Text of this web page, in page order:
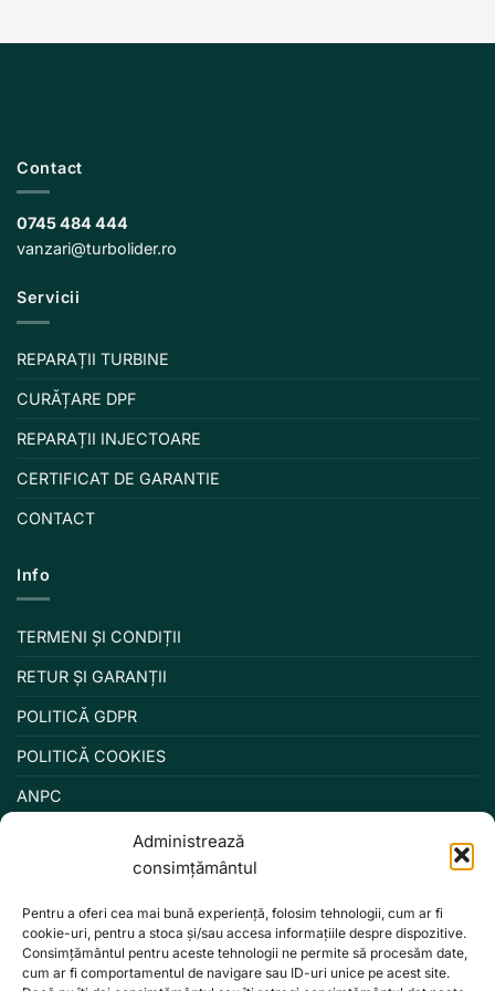
Administrează
consimțământul
Pentru a oferi cea mai bună experiență, folosim tehnologii, cum ar fi
cookie-uri, pentru a stoca și/sau accesa informațiile despre dispozitive.
Consimțământul pentru aceste tehnologii ne permite să procesăm date,
cum ar fi comportamentul de navigare sau ID-uri unice pe acest site.
Contact
0745 484 444
vanzari@turbolider.ro
Servicii
REPARAȚII TURBINE
CURĂȚARE DPF
REPARAȚII INJECTOARE
CERTIFICAT DE GARANTIE
CONTACT
Info
TERMENI ȘI CONDIȚII
RETUR ȘI GARANȚII
POLITICĂ GDPR
POLITICĂ COOKIES
ANPC